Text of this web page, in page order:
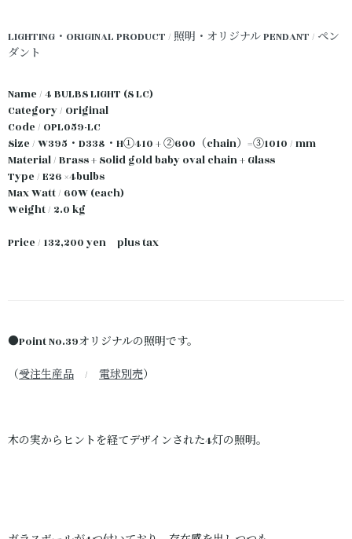
LIGHTING・ORIGINAL PRODUCT / 照明・オリジナルPENDANT / ペン
ダント
Name / 4 BULBS LIGHT (S LC)
Category / Original
Code / OPL059-LC
Size / W395・D338・H①410 + ②600（chain）=③1010 / mm
Material / Brass + Solid gold baby oval chain + Glass
Type / E26 ×4bulbs
Max Watt / 60W (each)
Weight / 2.0 kg
Price / 132,200 yen plus tax
●Point No.39オリジナルの照明です。
（受注生産品 / 電球別売）
木の実からヒントを経てデザインされた4灯の照明。